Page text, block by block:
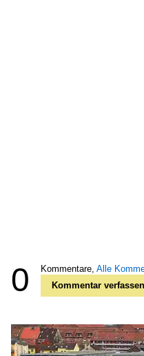
0 Kommentare, Alle
Kommentar verfassen